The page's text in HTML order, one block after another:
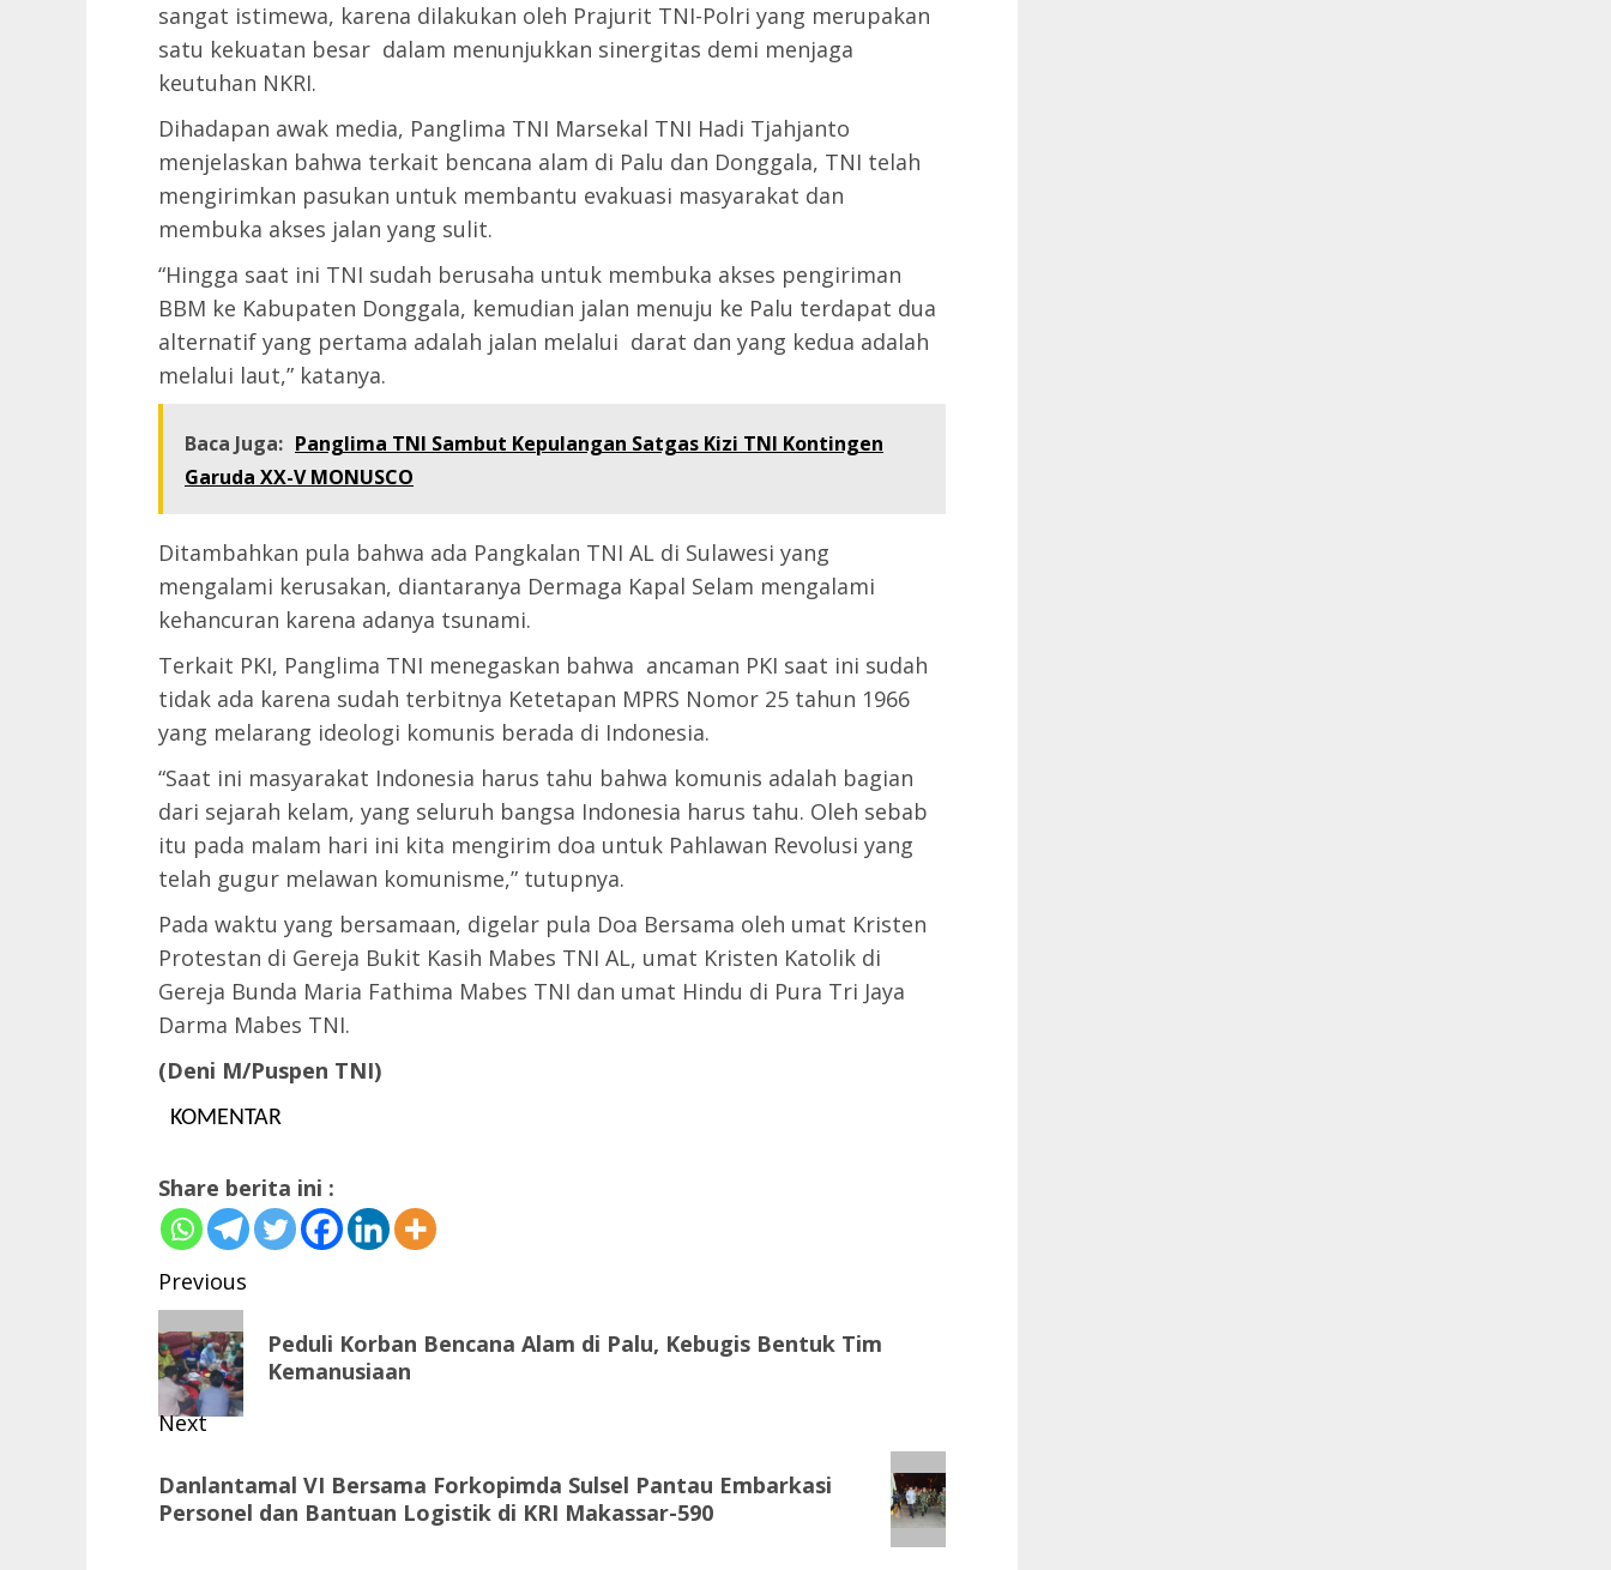
sangat istimewa, karena dilakukan oleh Prajurit TNI-Polri yang merupakan
satu kekuatan besar dalam menunjukkan sinergitas demi menjaga
keutuhan NKRI.
Dihadapan awak media, Panglima TNI Marsekal TNI Hadi Tjahjanto
menjelaskan bahwa terkait bencana alam di Palu dan Donggala, TNI telah
mengirimkan pasukan untuk membantu evakuasi masyarakat dan
membuka akses jalan yang sulit.
“Hingga saat ini TNI sudah berusaha untuk membuka akses pengiriman
BBM ke Kabupaten Donggala, kemudian jalan menuju ke Palu terdapat dua
alternatif yang pertama adalah jalan melalui darat dan yang kedua adalah
melalui laut,” katanya.
Baca Juga: Panglima TNI Sambut Kepulangan Satgas Kizi TNI Kontingen
Garuda XX-V MONUSCO
Ditambahkan pula bahwa ada Pangkalan TNI AL di Sulawesi yang
mengalami kerusakan, diantaranya Dermaga Kapal Selam mengalami
kehancuran karena adanya tsunami.
Terkait PKI, Panglima TNI menegaskan bahwa ancaman PKI saat ini sudah
tidak ada karena sudah terbitnya Ketetapan MPRS Nomor 25 tahun 1966
yang melarang ideologi komunis berada di Indonesia.
“Saat ini masyarakat Indonesia harus tahu bahwa komunis adalah bagian
dari sejarah kelam, yang seluruh bangsa Indonesia harus tahu. Oleh sebab
itu pada malam hari ini kita mengirim doa untuk Pahlawan Revolusi yang
telah gugur melawan komunisme,” tutupnya.
Pada waktu yang bersamaan, digelar pula Doa Bersama oleh umat Kristen
Protestan di Gereja Bukit Kasih Mabes TNI AL, umat Kristen Katolik di
Gereja Bunda Maria Fathima Mabes TNI dan umat Hindu di Pura Tri Jaya
Darma Mabes TNI.
(Deni M/Puspen TNI)
KOMENTAR
Share berita ini :
Post
navigation
Previous
Previous
post:
Peduli Korban Bencana Alam di Palu, Kebugis Bentuk Tim
Kemanusiaan
Next
post:
Danlantamal VI Bersama Forkopimda Sulsel Pantau Embarkasi
Personel dan Bantuan Logistik di KRI Makassar-590